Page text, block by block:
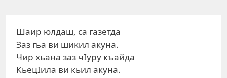
Шаир юлдаш, са газетда
Заз гьа ви шикил акуна.
Чир хьана заз чIуру къайда
КьецIила ви кьил акуна.